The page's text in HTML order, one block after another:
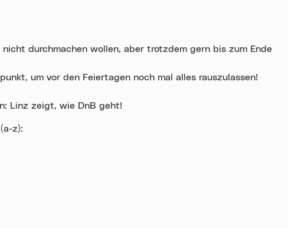
durchmachen wollen, aber trotzdem gern bis zum Ende
um vor den Feiertagen noch mal alles rauszulassen!
Linz zeigt, wie DnB geht!
z):